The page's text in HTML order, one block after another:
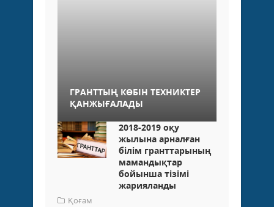
ГРАНТТЫҢ КӨБІН ТЕХНИКТЕР
ҚАНЖЫҒАЛАДЫ
2018-2019 оқу
жылына арналған
білім гранттарының
мамандықтар
бойынша тізімі
жарияланды
Қоғам